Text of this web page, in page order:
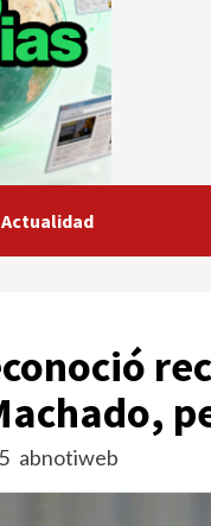
Actualidad
abnotiweb